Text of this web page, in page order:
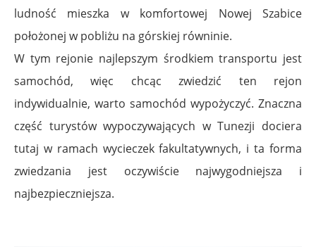
ludność mieszka w komfortowej Nowej Szabice
położonej w pobliżu na górskiej równinie.
W tym rejonie najlepszym środkiem transportu jest
samochód, więc chcąc zwiedzić ten rejon
indywidualnie, warto samochód wypożyczyć. Znaczna
część turystów wypoczywających w Tunezji dociera
tutaj w ramach wycieczek fakultatywnych, i ta forma
zwiedzania jest oczywiście najwygodniejsza i
najbezpieczniejsza.